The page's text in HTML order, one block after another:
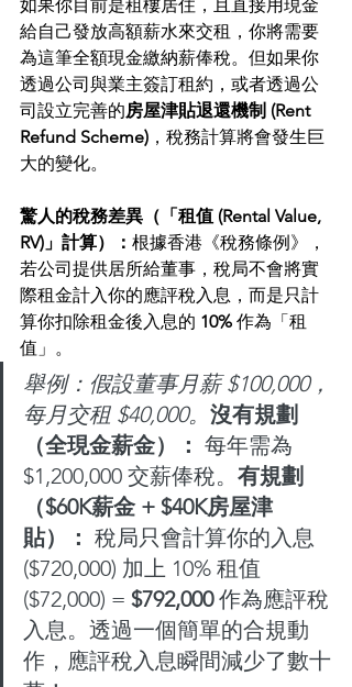
如果你目前是租樓居住，且直接用現金
給自己發放高額薪水來交租，你將需要
為這筆全額現金繳納薪俸稅。但如果你
透過公司與業主簽訂租約，或者透過公
司設立完善的房屋津貼退還機制 (Rent
Refund Scheme) ，稅務計算將會發生巨
大的變化。
驚人的稅務差異（「租值 (Rental Value,
RV)」計算）： 根據香港《稅務條例》，
若公司提供居所給董事，稅局不會將實
際租金計入你的應評稅入息，而是只計
算你扣除租金後入息的 10% 作為「租
值」。
舉例：假設董事月薪 $100,000，
每月交租 $40,000。 沒有規劃
（全現金薪金）： 每年需為
$1,200,000 交薪俸稅。 有規劃
（$60K薪金 + $40K房屋津
貼）： 稅局只會計算你的入息
($720,000) 加上 10% 租值
($72,000) = $792,000 作為應評稅
入息。透過一個簡單的合規動
作，應評稅入息瞬間減少了數十